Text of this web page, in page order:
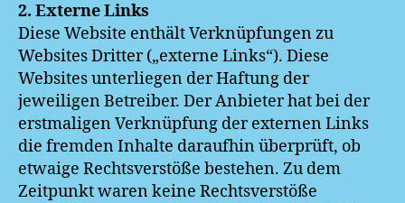
2. Externe Links
Diese Website enthält Verknüpfungen zu
Websites Dritter („externe Links“). Diese
Websites unterliegen der Haftung der
jeweiligen Betreiber. Der Anbieter hat bei der
erstmaligen Verknüpfung der externen Links
die fremden Inhalte daraufhin überprüft, ob
etwaige Rechtsverstöße bestehen. Zu dem
Zeitpunkt waren keine Rechtsverstöße